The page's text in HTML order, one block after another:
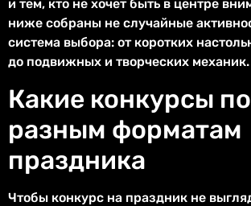
и тем, кто не хочет быть в центре
ниже собраны не случайные
система выбора: от коротких
до подвижных и творческих механик.
Какие конкурсы
разным форматам
праздника
Чтобы конкурс на праздник не